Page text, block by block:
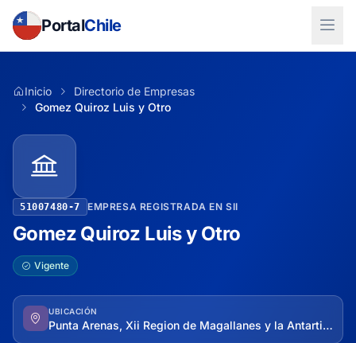
PortalChile
Inicio
Directorio de Empresas
Gomez Quiroz Luis y Otro
51007480-7 EMPRESA REGISTRADA EN SII
Gomez Quiroz Luis y Otro
Vigente
UBICACIÓN
Punta Arenas, Xii Region de Magallanes y la Antartica Chilena